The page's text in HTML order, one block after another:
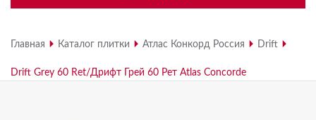
Главная Каталог плитки Атлас Конкорд Россия Drift
Drift Grey 60 Ret/Дрифт Грей 60 Рет Atlas Concorde